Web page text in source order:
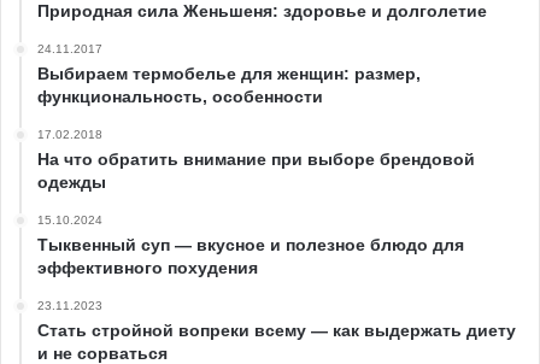
Природная сила Женьшеня: здоровье и долголетие
24.11.2017
Выбираем термобелье для женщин: размер,
функциональность, особенности
17.02.2018
На что обратить внимание при выборе брендовой
одежды
15.10.2024
Тыквенный суп — вкусное и полезное блюдо для
эффективного похудения
23.11.2023
Стать стройной вопреки всему — как выдержать диету
и не сорваться